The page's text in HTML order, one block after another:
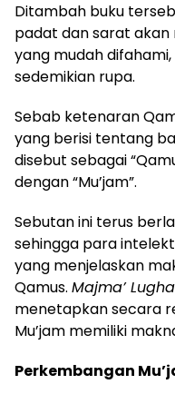
Ditambah buku
padat dan sarat akan
yang mudah
sedemikian rupa.
Sebab ketenaran
yang berisi tentang
disebut sebagai
dengan “Mu’jam”.
Sebutan ini terus
sehingga para
yang menjelaskan
Qamus. Majma’
menetapkan secara
Mu’jam memiliki
Perkembangan